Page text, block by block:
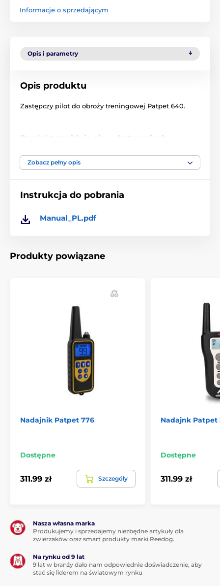
Informacje o sprzedającym
Opis i parametry
Opis produktu
Zastępczy pilot do obroży treningowej Patpet 640.
Produkt znajduje się w kategoriach
Akcesoria do obroży treningowych
Zobacz pełny opis
Instrukcja do pobrania
Manual_PL.pdf
Produkty powiązane
Nadajnik Patpet 776
Dostępne
311.99 zł Szczegóły
Nadajnk Patpet
Dostępne
311.99 zł
Nasza własna marka
Produkujemy i sprzedajemy niezbędne artykuły dla
zwierzaków oraz smart produkty marki Reedog.
Na rynku od 9 lat
9 lat w branży dało nam odpowiednie doświadczenie, aby
stać się liderem na światowym rynku